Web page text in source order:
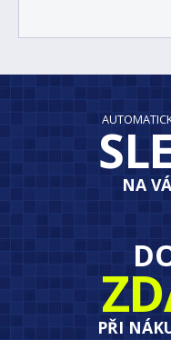
NA
PŘI